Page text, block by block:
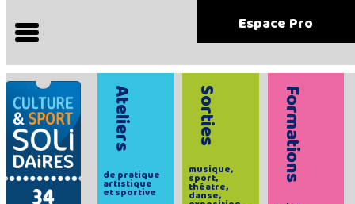
Espace Pro
Ateliers
de pratique
artistique
et sportive
Sorties
musique,
sport,
théatre,
danse,
Formations